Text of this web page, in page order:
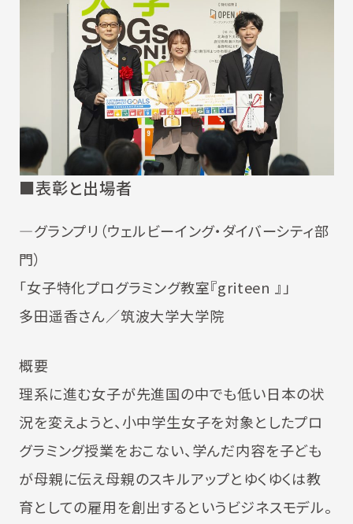
■表彰と出場者
―グランプリ（ウェルビーイング・ダイバーシティ部
門）
「女子特化プログラミング教室『griteen 』」
多田遥香さん／筑波大学大学院
概要
理系に進む女子が先進国の中でも低い日本の状
況を変えようと、小中学生女子を対象としたプロ
グラミング授業をおこない、学んだ内容を子ども
が母親に伝え母親のスキルアップとゆくゆくは教
育としての雇用を創出するというビジネスモデル。